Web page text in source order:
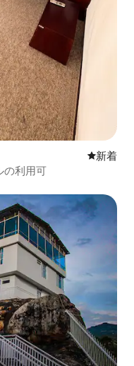
新しい宿
新着
の利用可